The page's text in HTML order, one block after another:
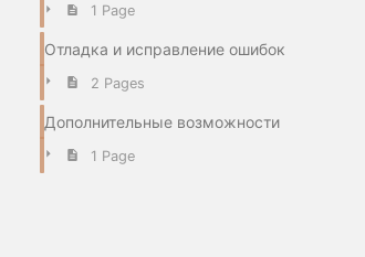
1 Page
Отладка и исправление ошибок
2 Pages
Дополнительные возможности
1 Page